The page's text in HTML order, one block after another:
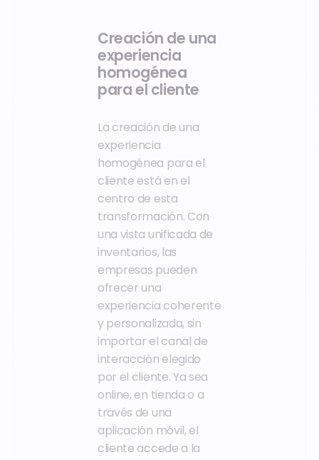
Creación de una
experiencia
homogénea
para el cliente
La creación de una
experiencia
homogénea para el
cliente está en el
centro de esta
transformación. Con
una vista unificada de
inventarios, las
empresas pueden
ofrecer una
experiencia coherente
y personalizada, sin
importar el canal de
interacción elegido
por el cliente. Ya sea
online, en tienda o a
través de una
aplicación móvil, el
cliente accede a la